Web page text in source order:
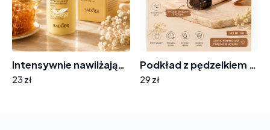
Intensywnie nawilżający balsam K726 propolis
23 zł
Podkład z pędzelkiem 9374 kolor 04
29 zł